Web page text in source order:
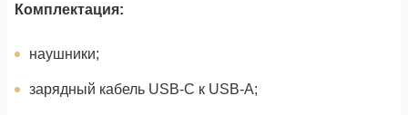
Комплектация:
наушники;
зарядный кабель USB-C к USB-A;